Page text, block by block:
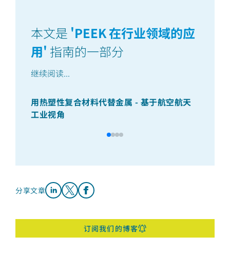
本文是 'PEEK 在行业领域的应
用' 指南的一部分
继续阅读...
用热塑性复合材料代替金属 - 基于航空航天
工业视角
分享文章
订阅我们的博客